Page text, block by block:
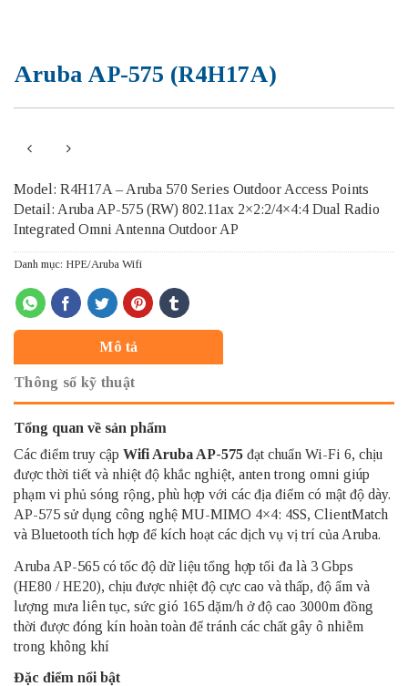
Aruba AP-575 (R4H17A)
Model: R4H17A – Aruba 570 Series Outdoor Access Points
Detail: Aruba AP-575 (RW) 802.11ax 2×2:2/4×4:4 Dual Radio
Integrated Omni Antenna Outdoor AP
Danh mục: HPE/Aruba Wifi
Mô tả
Thông số kỹ thuật
Tổng quan về sản phẩm
Các điểm truy cập Wifi Aruba AP-575 đạt chuẩn Wi-Fi 6, chịu
được thời tiết và nhiệt độ khắc nghiệt, anten trong omni giúp
phạm vi phủ sóng rộng, phù hợp với các địa điểm có mật độ dày.
AP-575 sử dụng công nghệ MU-MIMO 4×4: 4SS, ClientMatch
và Bluetooth tích hợp để kích hoạt các dịch vụ vị trí của Aruba.
Aruba AP-565 có tốc độ dữ liệu tổng hợp tối đa là 3 Gbps
(HE80 / HE20), chịu được nhiệt độ cực cao và thấp, độ ẩm và
lượng mưa liên tục, sức gió 165 dặm/h ở độ cao 3000m đồng
thời được đóng kín hoàn toàn để tránh các chất gây ô nhiễm
trong không khí
Đặc điểm nổi bật